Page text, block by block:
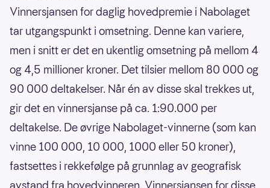
Vinnersjansen for daglig hovedpremie i Nabolaget
tar utgangspunkt i omsetning. Denne kan variere,
men i snitt er det en ukentlig omsetning på mellom 4
og 4,5 millioner kroner. Det tilsier mellom 80 000 og
90 000 deltakelser. Når én av disse skal trekkes ut,
gir det en vinnersjanse på ca. 1:90.000 per
deltakelse. De øvrige Nabolaget-vinnerne (som kan
vinne 100 000, 10 000, 1000 eller 50 kroner),
fastsettes i rekkefølge på grunnlag av geografisk